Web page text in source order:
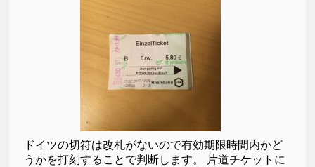
ドイツの切符は改札がないので有効期限時間内かど
うかを打刻することで判断します。 片道チケットに